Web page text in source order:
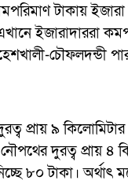
টাকায়
ইজারাদাররা
চৌফলদন্ডী
প্রায় ৯
দুরত্ব প্রায় ৪
৮০ টাকা।